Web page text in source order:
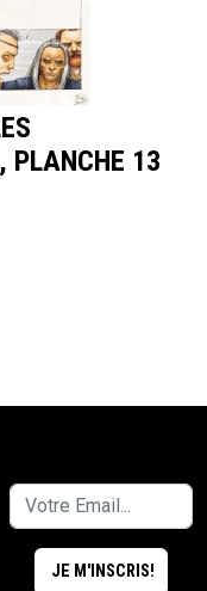
PLANCHE 13